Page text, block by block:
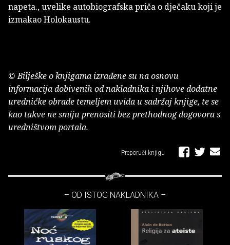
napeta., uvelike autobiografska priča o dječaku koji je
izmakao Holokaustu.
© Bilješke o knjigama izrađene su na osnovu
informacija dobivenih od nakladnika i njihove dodatne
uredničke obrade temeljem uvida u sadržaj knjige, te se
kao takve ne smiju prenositi bez prethodnog dogovora s
uredništvom portala.
Preporuči knjigu
– OD ISTOG NAKLADNIKA –